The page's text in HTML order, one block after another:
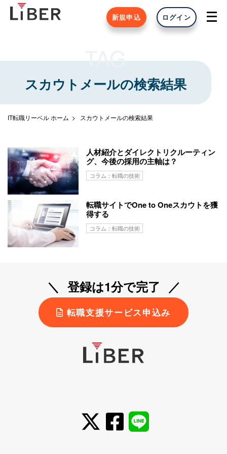
新規申込 ログイン
TAG
スカウトメールの検索結果
IT転職リーベル ホーム スカウトメールの検索結果
人材紹介とダイレクトリクルーティン
グ、今後の採用の主軸は？
コラム：転職の技術
転職サイトでOne to Oneスカウトを獲
得する
コラム：転職の技術
登録は1分で完了
転職支援サービス申込み